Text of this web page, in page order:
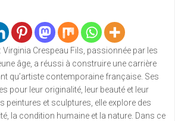
Virginia Crespeau Fils, passionnée par les
âge, a réussi à construire une carrière
qu’artiste contemporaine française. Ses
pour leur originalité, leur beauté et leur
peintures et sculptures, elle explore des
la condition humaine et la nature. Dans ce